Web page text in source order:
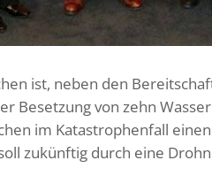
ist, neben den
Besetzung von zehn
im Katastrophenfall
zukünftig durch eine